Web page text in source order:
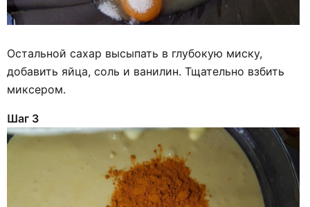
Остальной сахар высыпать в глубокую миску,
добавить яйца, соль и ванилин. Тщательно взбить
миксером.
Шаг 3